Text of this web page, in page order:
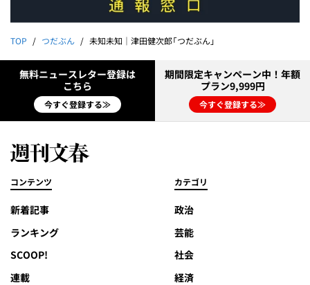
TOP つだぶん 未知未知｜津田健次郎「つだぶん」
無料ニュースレター登録は
こちら
今すぐ登録する≫
期間限定キャンペーン中！年額
プラン9,999円
今すぐ登録する≫
コンテンツ
新着記事
ランキング
SCOOP!
連載
カテゴリ
政治
芸能
社会
経済